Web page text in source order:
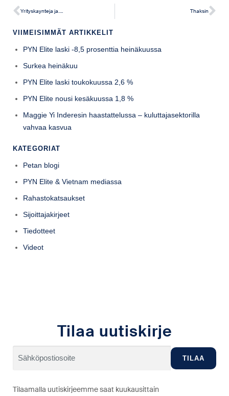
Yrityskaynteja ja…. Thaksin
VIIMEISIMMÄT ARTIKKELIT
PYN Elite laski -8,5 prosenttia heinäkuussa
Surkea heinäkuu
PYN Elite laski toukokuussa 2,6 %
PYN Elite nousi kesäkuussa 1,8 %
Maggie Yi Inderesin haastattelussa – kuluttajasektorilla
vahvaa kasvua
KATEGORIAT
Petan blogi
PYN Elite & Vietnam mediassa
Rahastokatsaukset
Sijoittajakirjeet
Tiedotteet
Videot
Tilaa uutiskirje
Tilaamalla uutiskirjeemme saat kuukausittain